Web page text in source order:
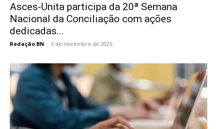
Asces-Unita participa da 20ª Semana
Nacional da Conciliação com ações
dedicadas...
Redação BN - 3 de novembro de 2025